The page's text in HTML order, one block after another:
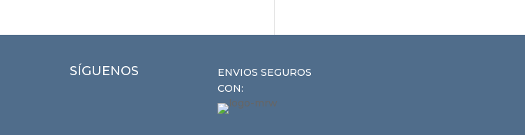
SÍGUENOS
ENVIOS SEGUROS
CON: